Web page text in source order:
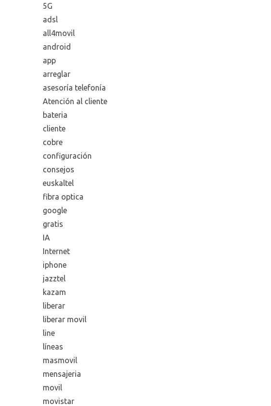
5G
adsl
all4movil
android
app
arreglar
asesoría telefonía
Atención al cliente
bateria
cliente
cobre
configuración
consejos
euskaltel
fibra optica
google
gratis
IA
Internet
iphone
jazztel
kazam
liberar
liberar movil
line
líneas
masmovil
mensajeria
movil
movistar